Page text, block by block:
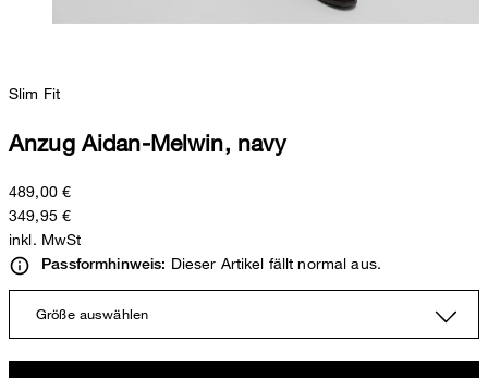
Slim Fit
Anzug Aidan-Melwin, navy
489,00 €
349,95 €
inkl. MwSt
Passformhinweis: Dieser Artikel fällt normal aus.
Größe auswählen